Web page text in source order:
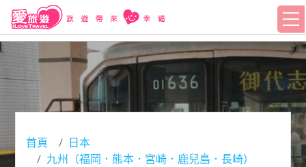
首頁
日本
九州（福岡．熊本．宮崎．鹿兒島．長崎）